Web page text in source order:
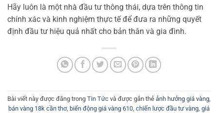
Hãy luôn là một nhà đầu tư thông thái, dựa trên thông tin
chính xác và kinh nghiệm thực tế để đưa ra những quyết
định đầu tư hiệu quả nhất cho bản thân và gia đình.
Bài viết này được đăng trong Tin Tức và được gắn thẻ ảnh hưởng giá vàng,
bán vàng 18k cần thơ, biến động giá vàng 610, chiến lược đầu tư vàng, giá